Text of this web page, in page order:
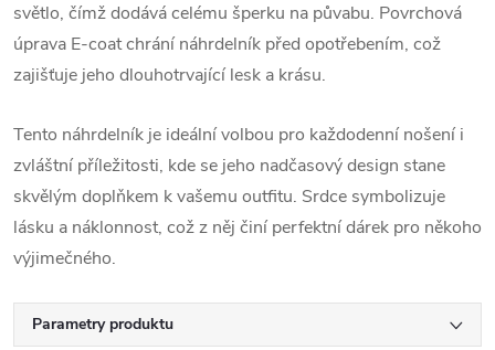
světlo, čímž dodává celému šperku na půvabu. Povrchová
úprava E-coat chrání náhrdelník před opotřebením, což
zajišťuje jeho dlouhotrvající lesk a krásu.
Tento náhrdelník je ideální volbou pro každodenní nošení i
zvláštní příležitosti, kde se jeho nadčasový design stane
skvělým doplňkem k vašemu outfitu. Srdce symbolizuje
lásku a náklonnost, což z něj činí perfektní dárek pro někoho
výjimečného.
Parametry produktu